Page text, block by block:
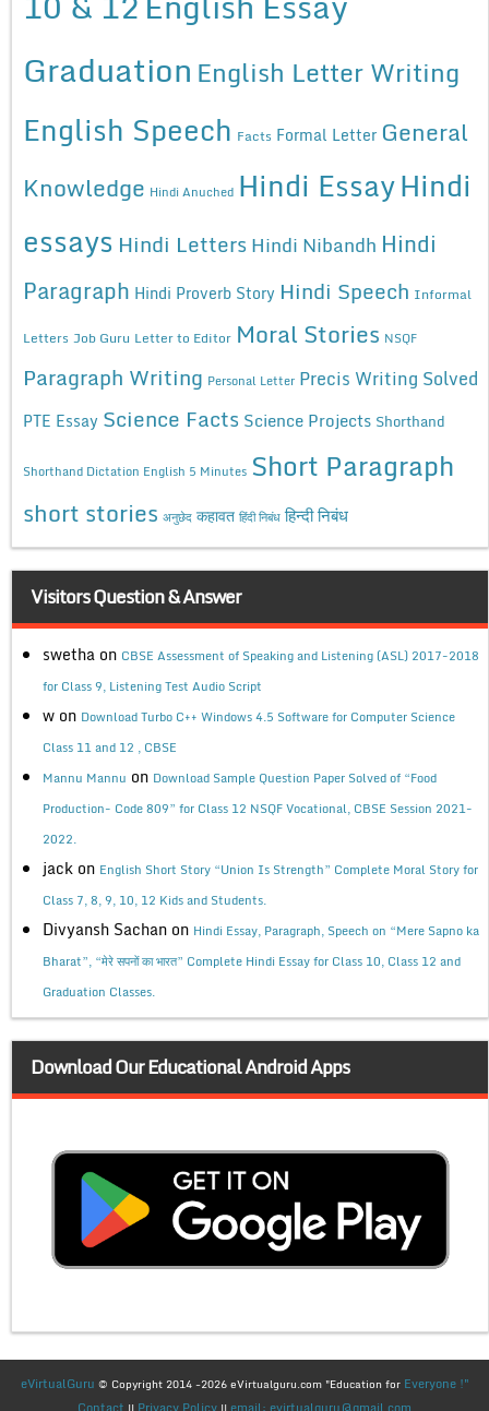
Graduation English Letter Writing
English Speech Facts Formal Letter General
Knowledge Hindi Anuched Hindi EssayHindi
essays Hindi Letters Hindi Nibandh Hindi
Paragraph Hindi Proverb Story Hindi Speech Informal
Letters Job Guru Letter to Editor Moral Stories NSQF
Paragraph Writing Personal Letter Precis Writing Solved
PTE Essay Science Facts Science Projects Shorthand
Shorthand Dictation English 5 Minutes Short Paragraph
short stories अनुछेद कहावत हिंदी निबंध हिन्दी निबंध
Visitors Question & Answer
swetha on CBSE Assessment of Speaking and Listening (ASL) 2017-2018
for Class 9, Listening Test Audio Script
w on Download Turbo C++ Windows 4.5 Software for Computer Science
Class 11 and 12 , CBSE
Mannu Mannu on Download Sample Question Paper Solved of “Food
Production- Code 809” for Class 12 NSQF Vocational, CBSE Session 2021-
2022.
jack on English Short Story “Union Is Strength” Complete Moral Story for
Class 7, 8, 9, 10, 12 Kids and Students.
Divyansh Sachan on Hindi Essay, Paragraph, Speech on “Mere Sapno ka
Bharat”, “मेरे सपनों का भारत” Complete Hindi Essay for Class 10, Class 12 and
Graduation Classes.
Download Our Educational Android Apps
eVirtualGuru © Copyright 2014 -2026 eVirtualguru.com "Education for Everyone !"